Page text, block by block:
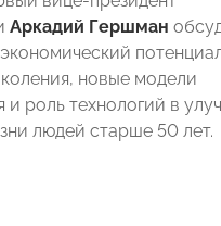
Аркадий Гершман
новые модели
и роль технологий в
людей старше 50 лет.